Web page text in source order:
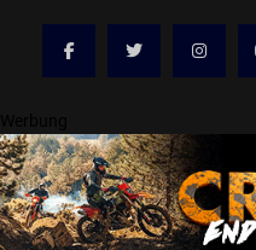
@2025
Kontakt